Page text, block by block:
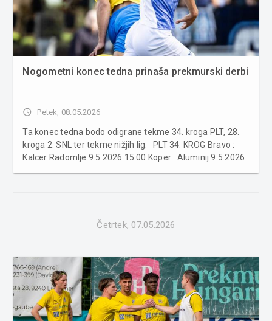
Nogometni konec tedna prinaša prekmurski derbi
access_time Petek, 08.05.2026
Ta konec tedna bodo odigrane tekme 34. kroga PLT, 28.
kroga 2. SNL ter tekme nižjih lig. PLT 34. KROG Bravo :
Kalcer Radomlje 9.5.2026 15:00 Koper : Aluminij 9.5.2026
Četrtek, 07.05.2026